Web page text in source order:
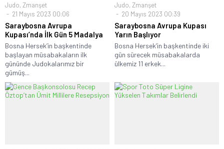
Judo, Zmanşet
21 Mayıs 2023 00:06
Saraybosna Avrupa
Kupası’nda İlk Gün 5 Madalya
Bosna Hersek’in başkentinde
başlayan müsabakaların ilk
gününde Judokalarımız bir
gümüş...
Judo, Zmanşet
20 Mayıs 2023 00:39
Saraybosna Avrupa Kupası
Yarın Başlıyor
Bosna Hersek’in başkentinde iki
gün sürecek müsabakalarda
ülkemiz 11 erkek...